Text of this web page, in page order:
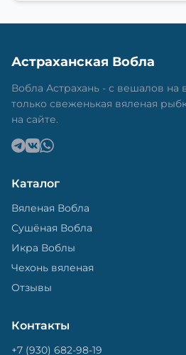
Астраханская Вобла
Вобла Астрахань - с вешалов на
только свеженькая вяленая
на сайте.
Каталог
Вяленая Вобла
Сушёная Вобла
Икра Воблы
Чехонь вяленая
Отзывы
Контакты
+7 (930) 682-98-19